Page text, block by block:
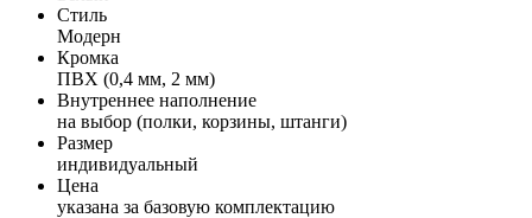
Стиль
Модерн
Кромка
ПВХ (0,4 мм, 2 мм)
Внутреннее наполнение
на выбор (полки, корзины, штанги)
Размер
индивидуальный
Цена
указана за базовую комплектацию